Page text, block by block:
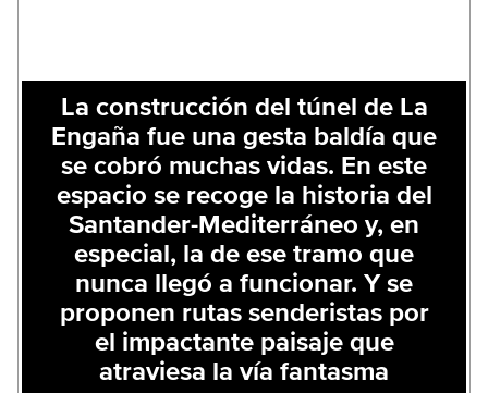
La construcción del túnel de La
Engaña fue una gesta baldía que
se cobró muchas vidas. En este
espacio se recoge la historia del
Santander-Mediterráneo y, en
especial, la de ese tramo que
nunca llegó a funcionar. Y se
proponen rutas senderistas por
el impactante paisaje que
atraviesa la vía fantasma